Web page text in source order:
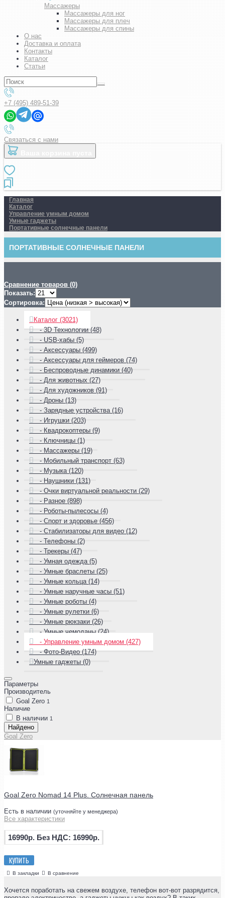
Массажеры
Массажеры для ног
Массажеры для плеч
Массажеры для спины
О нас
Доставка и оплата
Контакты
Каталог
Статьи
+7 (495) 489-51-39
Связаться с нами
Главная
Каталог
Управление умным домом
Умные гаджеты
Портативные солнечные панели
ПОРТАТИВНЫЕ СОЛНЕЧНЫЕ ПАНЕЛИ
Сравнение товаров (0)
Показать:
Сортировка:
Каталог (3021)
- 3D Технологии (48)
- USB-хабы (5)
- Аксессуары (499)
- Аксессуары для геймеров (74)
- Беспроводные динамики (40)
- Для животных (27)
- Для художников (91)
- Дроны (13)
- Зарядные устройства (16)
- Игрушки (203)
- Квадрокоптеры (9)
- Ключницы (1)
- Массажеры (19)
- Мобильный транспорт (63)
- Музыка (120)
- Наушники (131)
- Очки виртуальной реальности (29)
- Разное (898)
- Роботы-пылесосы (4)
- Спорт и здоровье (456)
- Стабилизаторы для видео (12)
- Телефоны (2)
- Трекеры (47)
- Умная одежда (5)
- Умные браслеты (25)
- Умные кольца (14)
- Умные наручные часы (51)
- Умные роботы (4)
- Умные рулетки (6)
- Умные рюкзаки (26)
- Умные чемоданы (24)
- Управление умным домом (427)
- Фото-Видео (174)
Умные гаджеты (0)
Параметры
Производитель
Goal Zero 1
Наличие
В наличии 1
Найдено
Goal Zero
Goal Zero Nomad 14 Plus. Солнечная панель
Есть в наличии (уточняйте у менеджера)
Все характеристики
16990р. Без НДС: 16990р.
КУПИТЬ
В закладки В сравнение
Хочется поработать на свежем воздухе, телефон вот-вот разрядится,